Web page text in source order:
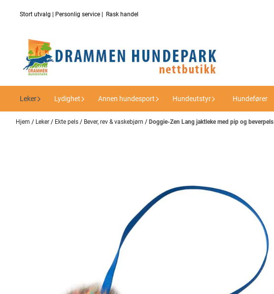
Stort utvalg | Personlig service | Rask handel
Leker Lydighet Annen hundesport Hundeutstyr Hundefører
Hjem / Leker / Ekte pels / Bever, rev & vaskebjørn / Doggie-Zen Lang jaktleke med pip og beverpels